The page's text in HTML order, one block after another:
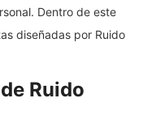
Dentro de este
diseñadas por Ruido
Ruido